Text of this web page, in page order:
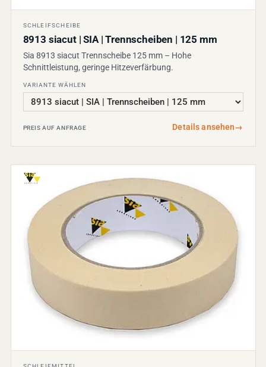
SCHLEIFSCHEIBE
8913 siacut | SIA | Trennscheiben | 125 mm
Sia 8913 siacut Trennscheibe 125 mm – Hohe
Schnittleistung, geringe Hitzeverfärbung.
VARIANTE WÄHLEN
PREIS AUF ANFRAGE Details ansehen→